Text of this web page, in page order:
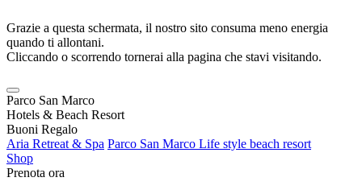
Grazie a questa schermata, il nostro sito consuma meno energia
quando ti allontani.
Cliccando o scorrendo tornerai alla pagina che stavi visitando.
Parco San Marco
Hotels & Beach Resort
Buoni Regalo
Aria Retreat & Spa Parco San Marco Life style beach resort
Shop
Prenota ora